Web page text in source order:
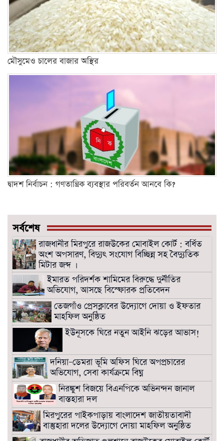
মৌসুমেও চালের বাজার অস্থির
দ্বাদশ নির্বাচন : গণতান্ত্রিক ব্যবস্থার পরিবর্তন আনবে কি?
সর্বশেষ
রাজধানীর মিরপুরে রাজউকের মোবাইল কোর্ট : বর্ধিত
অংশ অপসারণ, বিদ্যুৎ সংযোগ বিচ্ছিন্ন সহ বৈদ্যুতিক
মিটার জব্দ ।
ইমারত পরিদর্শক শামিমের বিরুদ্ধে দুর্নীতির
অভিযোগ, আসছে বিস্ফোরক প্রতিবেদন
তেজগাঁও প্রেসক্লাবের উদ্যোগে দোয়া ও ইফতার
মাহফিল অনুষ্ঠিত
ইউনূসকে ঘিরে নতুন আইনি ঝড়ের আভাস!
দনিয়া–ডেমরা ভূমি অফিস ঘিরে অপপ্রচারের
অভিযোগ, সেবা কার্যক্রমে বিঘ্ন
নিরঙ্কুশ বিজয়ে বিএনপিকে অভিনন্দন জানাল
বাস্তহারা দল
মিরপুরের পাইকপাড়ায় বাংলাদেশ জাতীয়তাবাদী
বাস্তুহারা দলের উদ্যোগে দোয়া মাহফিল অনুষ্ঠিত